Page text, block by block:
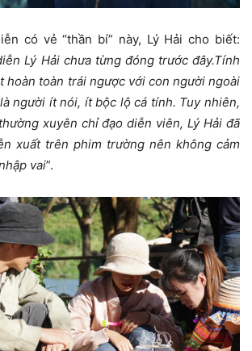
có vẻ “thần bí” này, Lý Hải cho biết:
Lý Hải chưa từng đóng trước đây.Tính
hoàn toàn trái ngược với con người ngoài
người ít nói, ít bộc lộ cá tính. Tuy nhiên,
xuyên chỉ đạo diễn viên, Lý Hải đã
xuất trên phim trường nên không cảm
vai”.